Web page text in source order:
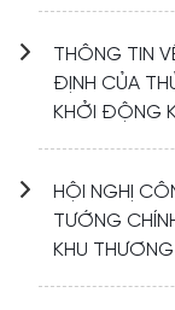
THÔNG TIN
ĐỊNH CỦA
KHỞI ĐỘNG
HỘI NGHỊ
TƯỚNG
KHU